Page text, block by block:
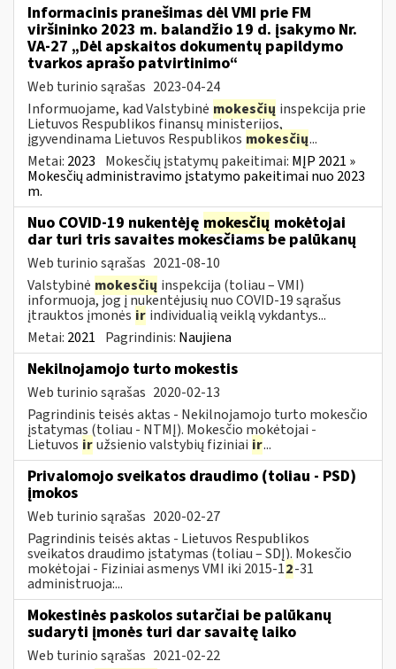
Informacinis pranešimas dėl VMI prie FM
viršininko 2023 m. balandžio 19 d. įsakymo Nr.
VA-27 „Dėl apskaitos dokumentų papildymo
tvarkos aprašo patvirtinimo“
Web turinio sąrašas 2023-04-24
Informuojame, kad Valstybinė mokesčių inspekcija prie
Lietuvos Respublikos finansų ministerijos,
įgyvendinama Lietuvos Respublikos mokesčių...
Metai: 2023 Mokesčių įstatymų pakeitimai: MĮP 2021 »
Mokesčių administravimo įstatymo pakeitimai nuo 2023
m.
Nuo COVID-19 nukentėję mokesčių mokėtojai
dar turi tris savaites mokesčiams be palūkanų
Web turinio sąrašas 2021-08-10
Valstybinė mokesčių inspekcija (toliau – VMI)
informuoja, jog į nukentėjusių nuo COVID-19 sąrašus
įtrauktos įmonės ir individualią veiklą vykdantys...
Metai: 2021 Pagrindinis: Naujiena
Nekilnojamojo turto mokestis
Web turinio sąrašas 2020-02-13
Pagrindinis teisės aktas - Nekilnojamojo turto mokesčio
įstatymas (toliau - NTMĮ). Mokesčio mokėtojai -
Lietuvos iružsienio valstybių fiziniai ir...
Privalomojo sveikatos draudimo (toliau - PSD)
įmokos
Web turinio sąrašas 2020-02-27
Pagrindinis teisės aktas - Lietuvos Respublikos
sveikatos draudimo įstatymas (toliau – SDĮ). Mokesčio
mokėtojai - Fiziniai asmenys VMI iki 2015-12-31
administruoja:...
Mokestinės paskolos sutarčiai be palūkanų
sudaryti įmonės turi dar savaitę laiko
Web turinio sąrašas 2021-02-22